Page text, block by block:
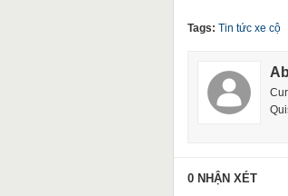
Tags: Tin tức xe cộ
0 NHẬN XÉT